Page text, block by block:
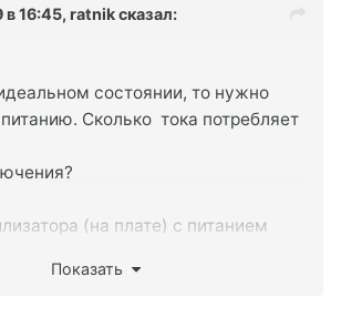
в 16:45, ratnikсказал:
состоянии, то нужно
Сколько тока потребляет
(на плате) с питанием
Далее - проверка генерации на
Показать